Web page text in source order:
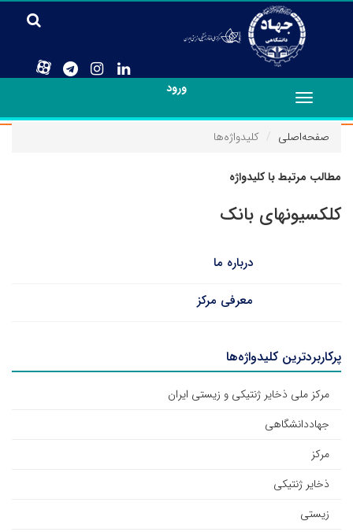
ورود
Toggle
navigation
صفحه‌اصلی
کلیدواژه‌ها
مطالب مرتبط با کلیدواژه
کلکسیونهای بانک
درباره ما
معرفی مرکز
پرکاربردترین کلیدواژه‌ها
مرکز ملی ذخایر ژنتیکی و زیستی ایران
جهاددانشگاهی
مرکز
ذخایر ژنتیکی
زیستی